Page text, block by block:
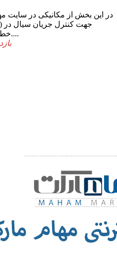
در این بخش از مکانیکی در سایت
خطوط انتقال را نمایش خواهیم داد....
261